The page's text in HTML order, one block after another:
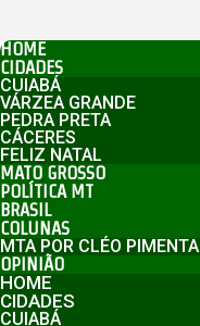
HOME
CIDADES
CUIABÁ
VÁRZEA GRANDE
PEDRA PRETA
CÁCERES
FELIZ NATAL
MATO GROSSO
POLÍTICA MT
BRASIL
COLUNAS
MTA POR CLÉO PIMENTA
OPINIÃO
HOME
CIDADES
CUIABÁ